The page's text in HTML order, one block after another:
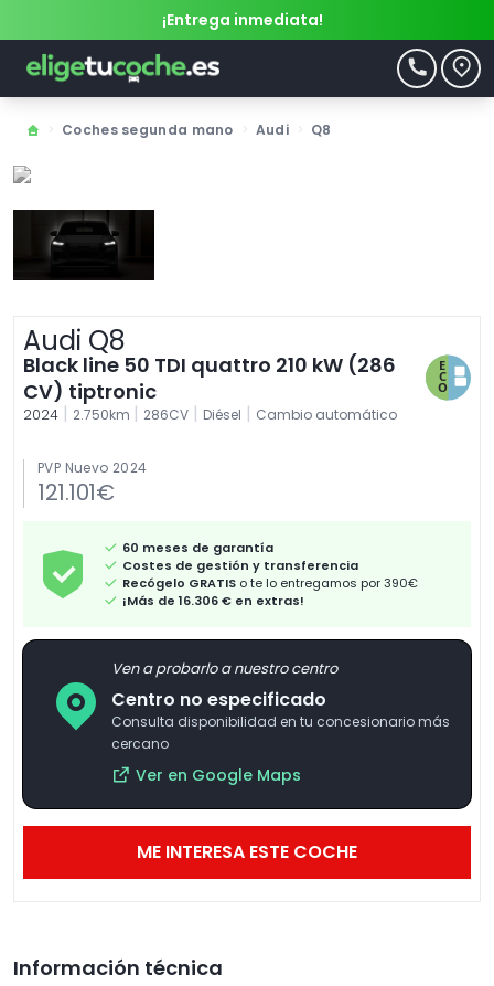
¡Entrega inmediata!
Coches segunda mano Audi Q8
Audi Q8
Black line 50 TDI quattro 210 kW (286
CV) tiptronic
2024 | 2.750km | 286CV | Diésel | Cambio automático
PVP Nuevo 2024
121.101€
60 meses de garantía
Costes de gestión y transferencia
Recógelo GRATIS o te lo entregamos por 390€
¡Más de 16.306 € en extras!
Ven a probarlo a nuestro centro
Centro no especificado
Consulta disponibilidad en tu concesionario más
cercano
Ver en Google Maps
ME INTERESA ESTE COCHE
Información técnica